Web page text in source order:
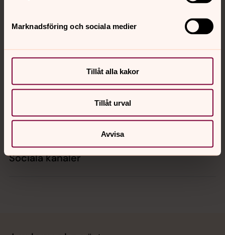
Marknadsföring och sociala medier
Tillåt alla kakor
Tillåt urval
Avvisa
Kalender
Hitta snabbt
Sociala kanaler